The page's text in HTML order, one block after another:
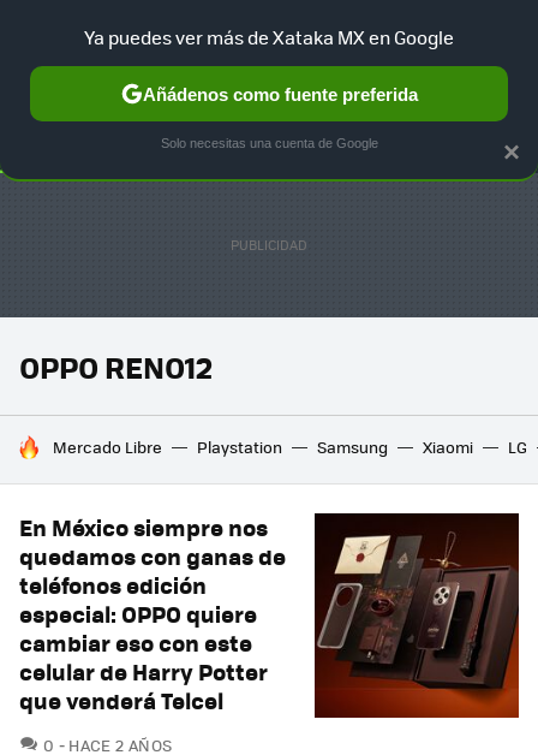
SELECCIÓN GAMING HOME AUTO TERRITORIO
OPPO RENO12
HOY SE HABLA DE
Mercado Libre Playstation Samsung Xiaomi LG
En México siempre nos
quedamos con ganas de
teléfonos edición
especial: OPPO quiere
cambiar eso con este
celular de Harry Potter
que venderá Telcel
0 COMENTARIOS
HACE 2 AÑOS
×
Ya puedes ver más de Xataka MX en Google
Añádenos como fuente preferida
Solo necesitas una cuenta de Google